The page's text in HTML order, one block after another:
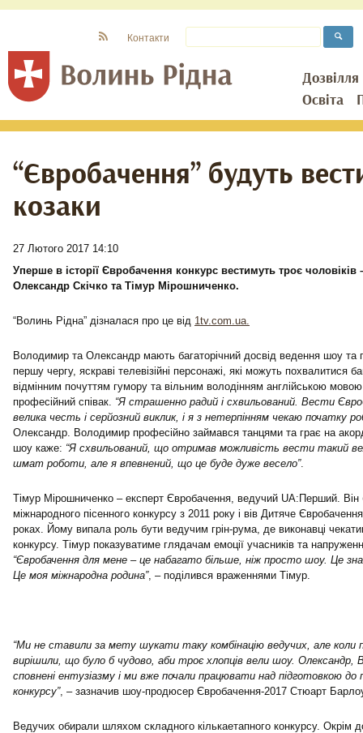
Дозвілля
Освіта
Контакти
“Євробачення” будуть
козаки
27 Лютого 2017 14:10
Уперше в історії Євробачення конкурс вестимуть троє
Олександр Скічко та Тімур Мірошниченко.
“Волинь Рідна” дізналася про це від 1tv.com.ua.
Володимир та Олександр мають багаторічний досвід ведення шоу та
першу чергу, яскраві телевізійні персонажі, які можуть похвалитися
відмінним почуттям гумору та вільним володінням англійською
професійний співак. “Я страшенно радий і схвильований. Вести
велика честь і серйозний виклик, і я з нетерпінням чекаю початку
Олександр. Володимир професійно займався танцями та грає на
шоу каже: “Я схвильований, що отримав можливість вести такий
шмат роботи, але я впевнений, що це буде дуже весело”.
Тімур Мірошниченко – експерт Євробачення, ведучий UA:Перший. Він
міжнародного пісенного конкурсу з 2011 року і вів Дитяче
роках. Йому випала роль бути ведучим грін-рума, де виконавці
конкурсу. Тімур показуватиме глядачам емоції учасників та
“Євробачення для мене – це набагато більше, ніж просто шоу. Це
Це моя міжнародна родина”, – поділився враженнями Тімур.
“Ми не ставили за мету шукати таку комбінацію ведучих, але коли
вирішили, що було б чудово, аби троє хлопців вели шоу. Олександр,
сповнені ентузіазму і ми вже почали працювати над підготовкою до
конкурсу”, – зазначив шоу-продюсер Євробачення-2017 Стюарт
Ведучих обирали шляхом складного кількаетапного конкурсу. Окрім